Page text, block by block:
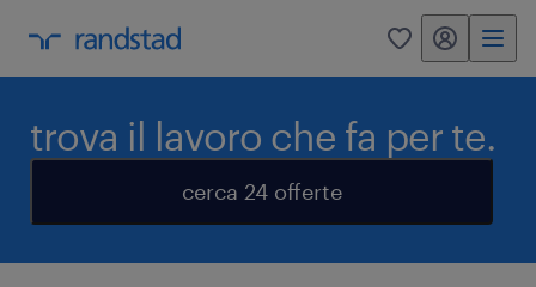
0 my randstad
trova il lavoro che fa per te.
cerca 24 offerte